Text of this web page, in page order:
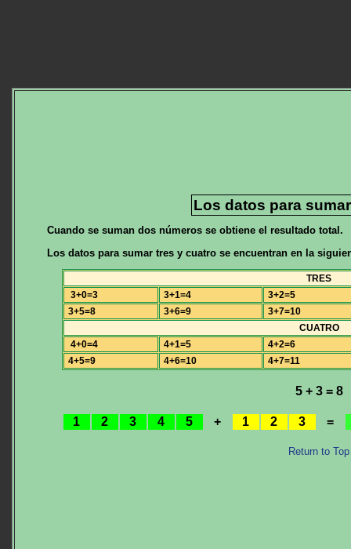
Los datos para
Cuando se suman dos números se obtiene el resultado total.
Los datos para sumar tres y cuatro se encuentran en la
TRES
3+0=3
3+1=4
3+2=5
3+5=8
3+6=9
3+7=10
CUATRO
4+0=4
4+1=5
4+2=6
4+5=9
4+6=10 4+7=11
5 + 3 = 8
1 2 3 4 5 + 1 2 3 =
Return to Top